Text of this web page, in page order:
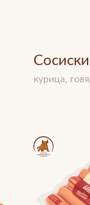
курица,